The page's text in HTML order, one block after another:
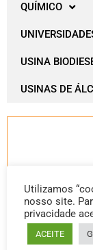
QUÍMICO
USINA
USINAS DE
Utilizamos
nosso site.
privacidade
ACEITE